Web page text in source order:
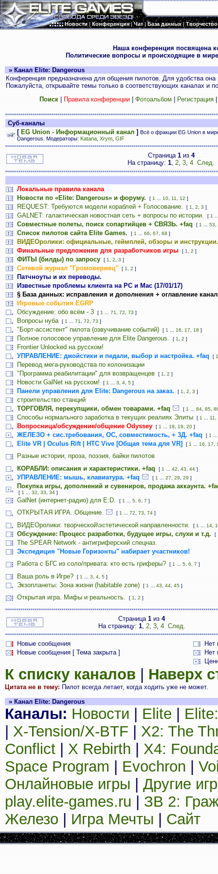
Новости|Конференция|Чат|База данных|Творчество
Наша конференция посвящена
Политические вопросы и происходящие в
» Канал Elite: Dangerous
Конференция предназначена для общения пилотов. Для удобства
Пожалуйста, открывайте темы только в соответствующих каналах и
Поиск| Правила конференции| Фотоальбом Регистрация
Суб-каналы
[ EG Union - Информационный канал ] Всё о фракции EG Union в
Dangerous. Модераторы: Katana Xrym GIF
Страница 1из 4
На страницу: 1, 2, 3, 4 След.
Локальные правила канала
Новости по «Elite: Dangerous» и форуму.
[ 1 10 11 12 ]
REQUEST: Требуются модели кораблей + Голосование. [ 1 2 3 ]
GALNET: галактическая новостная сеть + вопросы по истории. [ 1
Совместные полеты, поиск сопартийцев + СВЯЗЬ. +faq [ 1 53
Список пилотов сайта Elite Games. [ 1 66 67 68 ]
ВИДЕОролики: официальные, геймплей, обзоры и инструкции.
Финальные предложения для разработчиков игры
[ 1 2 ]
ФИТЫ (билды) по запросу [ 1 2 3 ]
Сетевой журнал "Громовержец" [ 1 2 ]
Патчноуты и их переводы.
Известные проблемы клиента на PC и Mac (17/01/17)
§ База данных: исправления и дополнения + оглавление
Игровые события EGRP
Обсуждение: обо всём - 3
[ 1 71 72 73 ]
Вопросы нуба [ 1 71 72 73 ]
"Борт-ассистент" пилота (озвучивание событий) [ 1 16 17 18 ]
Полное голосовое управление для Elite Dangerous. [ 1 2 ]
Frontier Unlocked на русском!
УПРАВЛЕНИЕ: джойстики и педали, выбор и настройка. +faq
[ 1
Перевод мега-руководства по колонизации
"Программа реабилитации" для возвращенцев
[ 1 2 ]
Новости GalNet на русском! [ 1 3 4 5 ]
Панели управления для Elite: Dangerous на заказ. [ 1 2 3 ]
строительство станций
ТОРГОВЛЯ, перекупщики, обмен товарами. +faq
[ 1 84 85
Способы нормального заработка в текущих реалиях Элиты [ 1 11
Вопросница/обсуждение/общение Odyssey [ 1 18 19 20 ]
ЖЕЛЕЗО + сис.требования, ОС, совместимость, + 3Д. +faq [ 1
Elite VR | Oculus Rift | HTC Vive [Общая тема для VR] [ 1 16 17
Разные истории, проза, поэзия, байки пилотов
КОРАБЛИ: описания и характеристики. +faq
[ 1 42 43 44 ]
УПРАВЛЕНИЕ: мышь, клавиатура. +faq [ 1 27 28 29 ]
Покупка игры, дополнений и сувениров, продажа аккаунта.
[ 1 32 33 34 ]
GalNet (интернет-радио) для E:D. [ 1 5 6 7 ]
ОТКРЫТАЯ ИГРА. Общение. [ 1 72 73 74 ]
ВИДЕОролики: творческой\эстетической направленности. [ 1 14
Обсуждение: Процесс разработки, будущее игры, слухи и т.д. [
The SPEAR Network - антигриферский спецназ.
Экспедиция "Новые Горизонты" набирает участников!
Работа с БГС из соло/привата: кто есть гриферы?
[ 1 5 6 7 ]
Ваша роль в Игре? [ 1 3 4 5 ]
Экзопланеты: Зона жизни (habitable zone) [ 1 43 44 45 ]
Открытая игра. Мифы и реальность. [ 1 2 ]
Страница 1 из 4
На страницу: 1, 2, 3, 4 След.
Новые сообщения
Нет
Новые сообщения [ Тема закрыта ]
Нет
К списку каналов Наверх
Цитата не в тему: Пилот всегда летает, когда ходить уже не может.
» Канал Elite: Dangerous
Каналы: Новости Elite
X-Tension/X-BTF
X2: The
Conflict
X Rebirth
X4:
Space Program
Evochron
Онлайновые игры
Другие
play.elite-games.ru
ЗВ 2:
Железо
Игра Мечты Сайт